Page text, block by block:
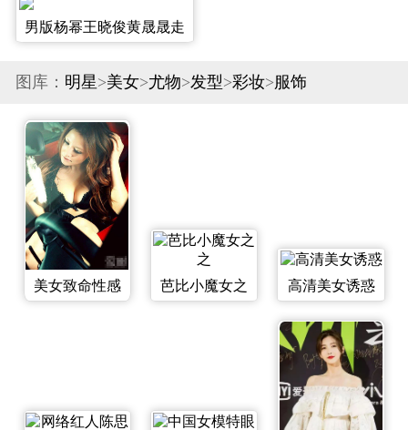
男版杨幂王晓俊黄晟晟走
照曝光(组图)
图库： 明星>美女>尤物>发型>彩妆>服饰
美女致命性感
芭比小魔女之
高清美女诱惑